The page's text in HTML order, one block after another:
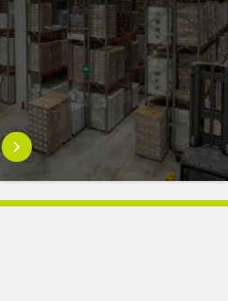
Saber
más
sobreAR
Racking